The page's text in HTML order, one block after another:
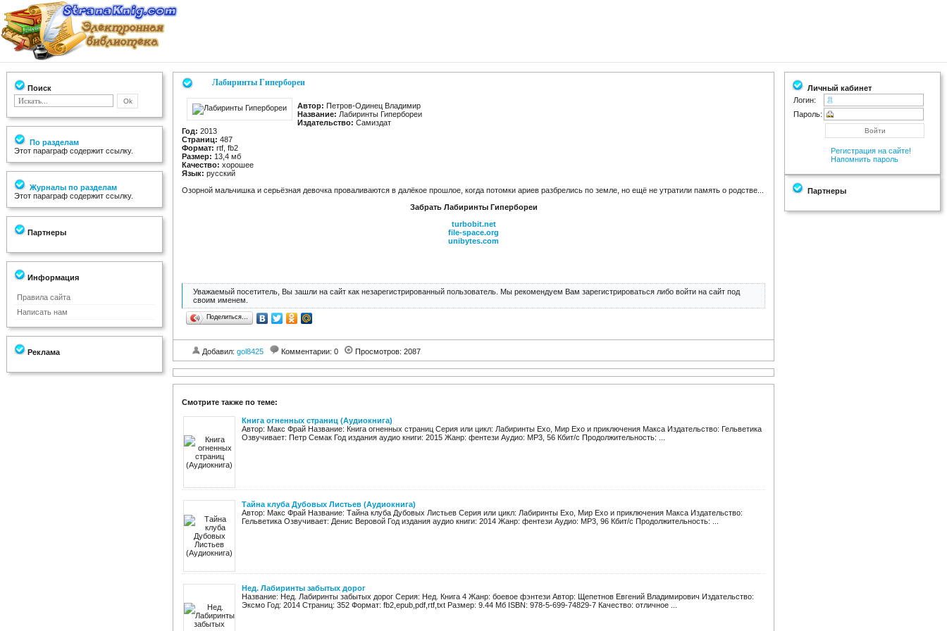
Поиск
По разделам
Этот параграф содержит ссылку.
Журналы по разделам
Этот параграф содержит ссылку.
Партнеры
Информация
Правила сайта
Написать нам
Реклама
Лабиринты Гипербореи
Автор: Петров-Одинец Владимир
Название: Лабиринты Гипербореи
Издательство: Самиздат
Год: 2013
Страниц: 487
Формат: rtf, fb2
Размер: 13,4 мб
Качество: хорошее
Язык: русский
Озорной мальчишка и серьёзная девочка проваливаются в далёкое прошлое, когда потомки ариев разбрелись по земле, но ещё не утратили память о родстве...
Забрать Лабиринты Гипербореи
turbobit.net
file-space.org
unibytes.com
Уважаемый посетитель, Вы зашли на сайт как незарегистрированный пользователь. Мы рекомендуем Вам зарегистрироваться либо войти на сайт под
своим именем.
Поделиться…
Добавил: gol8425 Комментарии: 0 Просмотров: 2087
Смотрите также по теме:
Книга огненных страниц (Аудиокнига)
Автор: Макс Фрай Название: Книга огненных страниц Серия или цикл: Лабиринты Ехо, Мир Ехо и приключения Макса Издательство: Гельветика
Озвучивает: Петр Семак Год издания аудио книги: 2015 Жанр: фентези Аудио: MP3, 56 Кбит/с Продолжительность: ...
Тайна клуба Дубовых Листьев (Аудиокнига)
Автор: Макс Фрай Название: Тайна клуба Дубовых Листьев Серия или цикл: Лабиринты Ехо, Мир Ехо и приключения Макса Издательство:
Гельветика Озвучивает: Денис Веровой Год издания аудио книги: 2014 Жанр: фентези Аудио: MP3, 96 Кбит/с Продолжительность: ...
Нед. Лабиринты забытых дорог
Название: Нед. Лабиринты забытых дорог Серия: Нед. Книга 4 Жанр: боевое фэнтези Автор: Щепетнов Евгений Владимирович Издательство:
Эксмо Год: 2014 Страниц: 352 Формат: fb2,epub,pdf,rtf,txt Размер: 9.44 Мб ISBN: 978-5-699-74829-7 Качество: отличное ...
Личный кабинет
Логин:
Пароль:
Регистрация на сайте!
Напомнить пароль
Партнеры